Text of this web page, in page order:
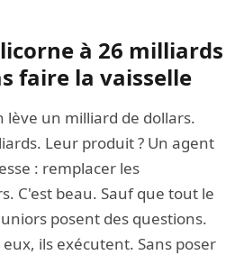
à 26 milliards
faire la vaisselle
lève un milliard de dollars.
Leur produit ? Un agent
: remplacer les
C'est beau. Sauf que tout le
posent des questions.
ils exécutent. Sans poser